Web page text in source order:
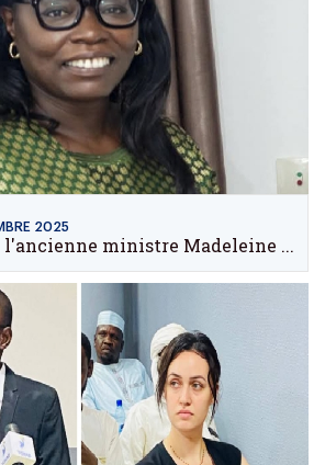
2025
l'ancienne ministre Madeleine ...